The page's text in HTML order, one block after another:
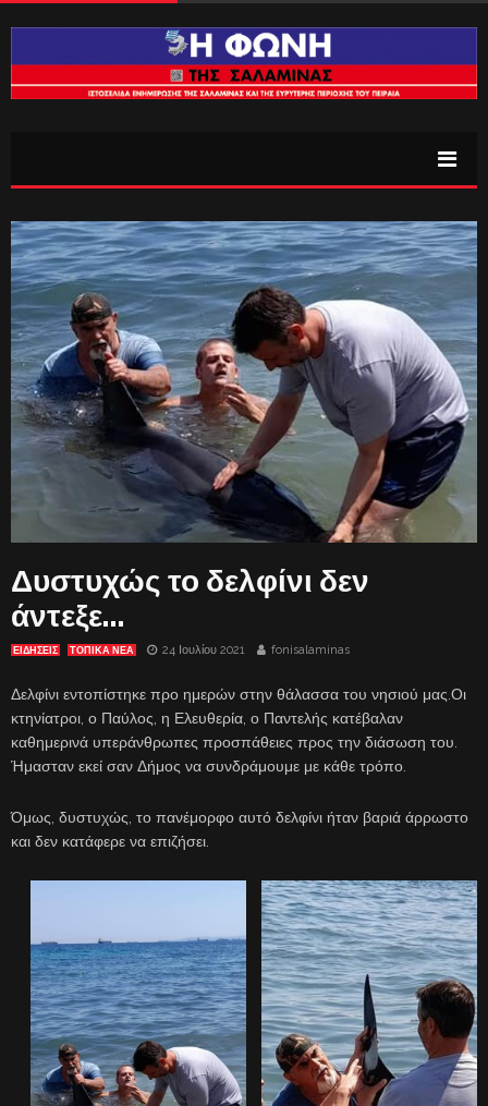
Δυστυχώς το δελφίνι δεν
άντεξε…
ΕΙΔΗΣΕΙΣ ΤΟΠΙΚΑ ΝΕΑ 24 Ιουλίου 2021 fonisalaminas
Δελφίνι εντοπίστηκε προ ημερών στην θάλασσα του νησιού μας.Οι
κτηνίατροι, ο Παύλος, η Ελευθερία, ο Παντελής κατέβαλαν
καθημερινά υπεράνθρωπες προσπάθειες προς την διάσωση του.
Ήμασταν εκεί σαν Δήμος να συνδράμουμε με κάθε τρόπο.
Όμως, δυστυχώς, το πανέμορφο αυτό δελφίνι ήταν βαριά άρρωστο
και δεν κατάφερε να επιζήσει.